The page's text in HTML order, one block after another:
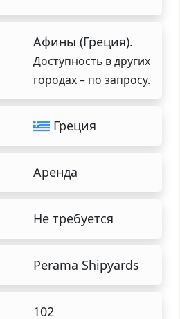
Афины (Греция).
Доступность в других
городах – по запросу.
Греция
Аренда
Не требуется
Perama Shipyards
102